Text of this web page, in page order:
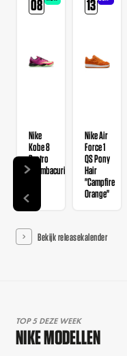
08
Nike
Kobe 8
Protro
"Mambacurial"
13
Nike Air
Force 1
QS Pony
Hair
"Campfire
Orange"
Bekijk releasekalender
TOP 5 DEZE WEEK
NIKE MODELLEN